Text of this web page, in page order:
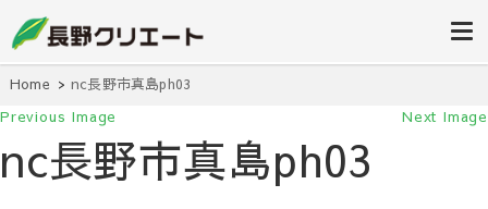
長野クリエ
ート
せください！
Home nc長野市真島ph03
Previous Image Next Image
nc長野市真島ph03